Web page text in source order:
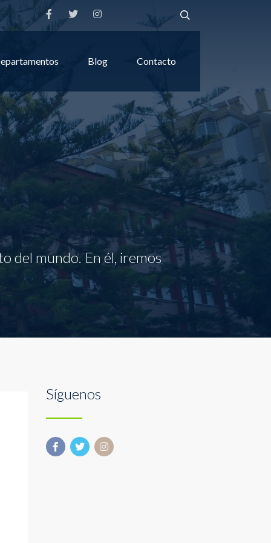
Blog Contacto
del mundo. En él, iremos
Síguenos